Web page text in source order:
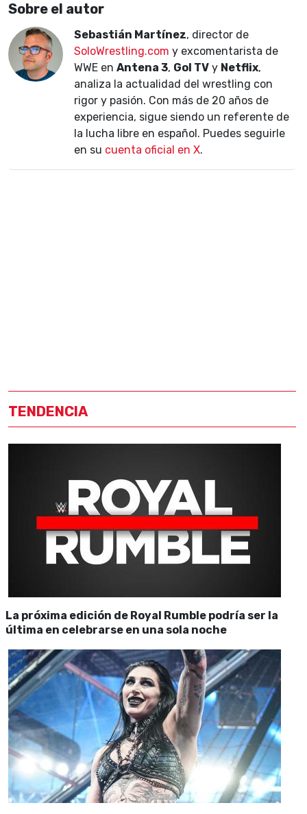
Sobre el autor
Sebastián Martínez, director de
SoloWrestling.com y excomentarista de
WWE en Antena 3, Gol TV y Netflix,
analiza la actualidad del wrestling con
rigor y pasión. Con más de 20 años de
experiencia, sigue siendo un referente de
la lucha libre en español. Puedes seguirle
en su cuenta oficial en X.
TENDENCIA
La próxima edición de Royal Rumble podría ser la
última en celebrarse en una sola noche